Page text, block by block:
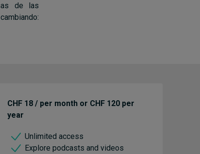
de las
CHF 18 / per month or CHF 120 per
year
Unlimited access
Explore podcasts and videos